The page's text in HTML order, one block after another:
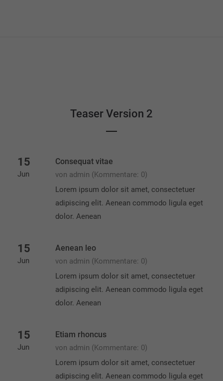
Teaser Version 2
15
Jun
Consequat vitae
von admin (Kommentare: 0)
Lorem ipsum dolor sit amet, consectetuer
adipiscing elit. Aenean commodo ligula eget
dolor. Aenean
15
Jun
Aenean leo
von admin (Kommentare: 0)
Lorem ipsum dolor sit amet, consectetuer
adipiscing elit. Aenean commodo ligula eget
dolor. Aenean
15
Jun
Etiam rhoncus
von admin (Kommentare: 0)
Lorem ipsum dolor sit amet, consectetuer
adipiscing elit. Aenean commodo ligula eget